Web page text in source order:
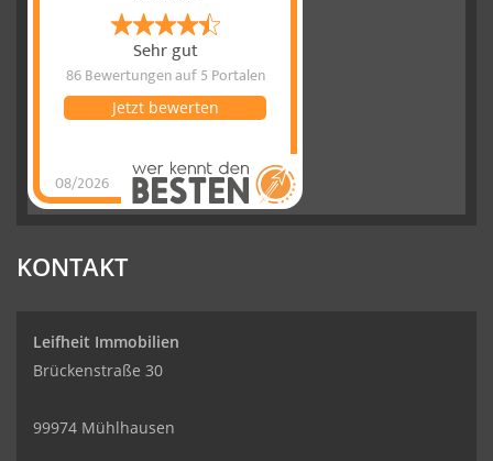
Sehr gut
86 Bewertungenauf 5 Portalen
08/2026
Jetzt bewerten
Leifheit
Immobilienhat
KONTAKT
Leifheit Immobilien
Brückenstraße 30
99974 Mühlhausen